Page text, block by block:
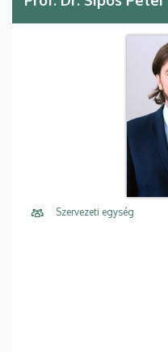
Szervezeti egység